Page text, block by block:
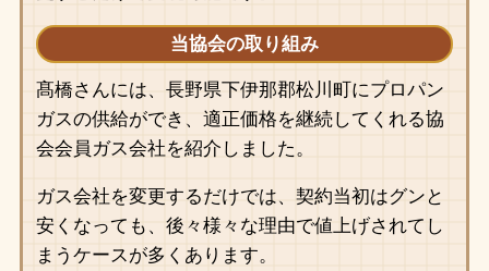
当協会の取り組み
髙橋さんには、長野県下伊那郡松川町にプロパン
ガスの供給ができ、適正価格を継続してくれる協
会会員ガス会社を紹介しました。
ガス会社を変更するだけでは、契約当初はグンと
安くなっても、後々様々な理由で値上げされてし
まうケースが多くあります。